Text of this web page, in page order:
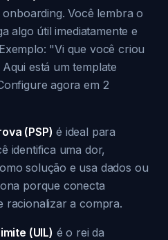
Você lembra o
algo útil imediatamente e
"Vi que você criou
está um template
agora em 2
(PSP) é ideal para
identifica uma dor,
solução e usa dados ou
porque conecta
racionalizar a compra.
(UIL) é o rei da